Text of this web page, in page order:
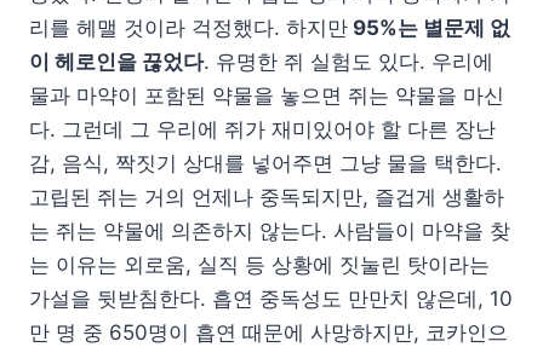
리를 헤맬 것이라 걱정했다. 하지만 95%는 별문제 없
이 헤로인을 끊었다. 유명한 쥐 실험도 있다. 우리에
물과 마약이 포함된 약물을 놓으면 쥐는 약물을 마신
다. 그런데 그 우리에 쥐가 재미있어야 할 다른 장난
감, 음식, 짝짓기 상대를 넣어주면 그냥 물을 택한다.
고립된 쥐는 거의 언제나 중독되지만, 즐겁게 생활하
는 쥐는 약물에 의존하지 않는다. 사람들이 마약을 찾
는 이유는 외로움, 실직 등 상황에 짓눌린 탓이라는
가설을 뒷받침한다. 흡연 중독성도 만만치 않은데, 10
만 명 중 650명이 흡연 때문에 사망하지만, 코카인으